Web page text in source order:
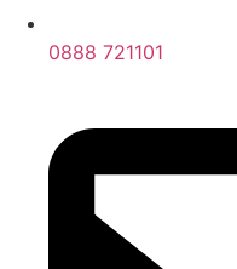
0888 721101